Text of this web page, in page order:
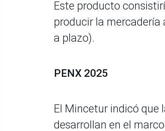
Este producto
producir la
a plazo).
PENX 2025
El Mincetur indicó que
desarrollan en el